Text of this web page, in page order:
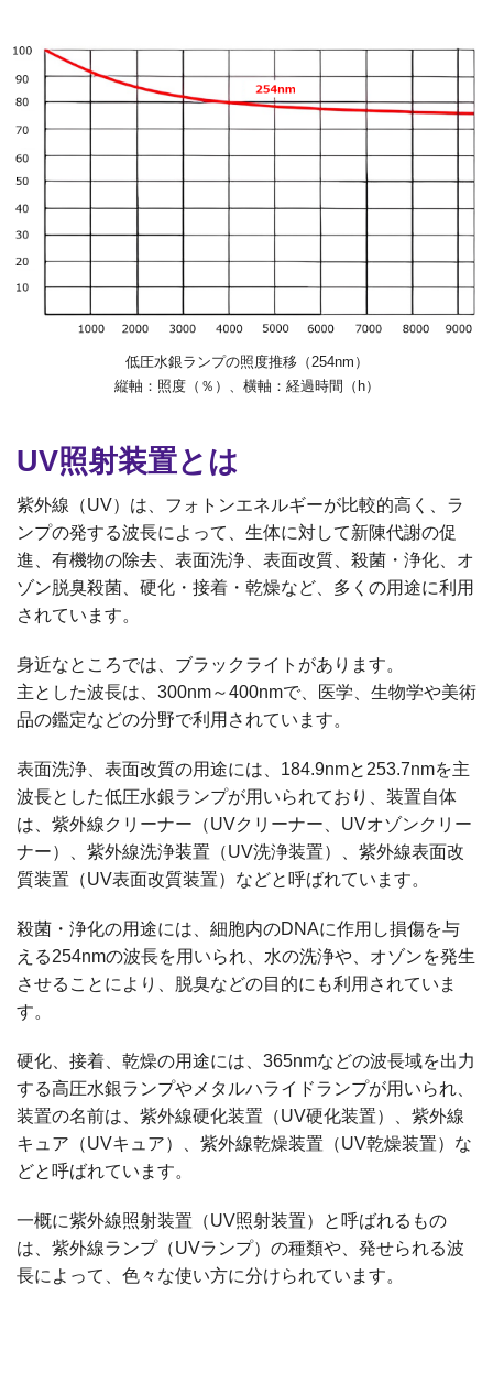
低圧水銀ランプの照度推移（254nm）
縦軸：照度（％）、横軸：経過時間（h）
UV照射装置とは
紫外線（UV）は、フォトンエネルギーが比較的高く、ラ
ンプの発する波長によって、生体に対して新陳代謝の促
進、有機物の除去、表面洗浄、表面改質、殺菌・浄化、オ
ゾン脱臭殺菌、硬化・接着・乾燥など、多くの用途に利用
されています。
身近なところでは、ブラックライトがあります。
主とした波長は、300nm～400nmで、医学、生物学や美術
品の鑑定などの分野で利用されています。
表面洗浄、表面改質の用途には、184.9nmと253.7nmを主
波長とした低圧水銀ランプが用いられており、装置自体
は、紫外線クリーナー（UVクリーナー、UVオゾンクリー
ナー）、紫外線洗浄装置（UV洗浄装置）、紫外線表面改
質装置（UV表面改質装置）などと呼ばれています。
殺菌・浄化の用途には、細胞内のDNAに作用し損傷を与
える254nmの波長を用いられ、水の洗浄や、オゾンを発生
させることにより、脱臭などの目的にも利用されていま
す。
硬化、接着、乾燥の用途には、365nmなどの波長域を出力
する高圧水銀ランプやメタルハライドランプが用いられ、
装置の名前は、紫外線硬化装置（UV硬化装置）、紫外線
キュア（UVキュア）、紫外線乾燥装置（UV乾燥装置）な
どと呼ばれています。
一概に紫外線照射装置（UV照射装置）と呼ばれるもの
は、紫外線ランプ（UVランプ）の種類や、発せられる波
長によって、色々な使い方に分けられています。